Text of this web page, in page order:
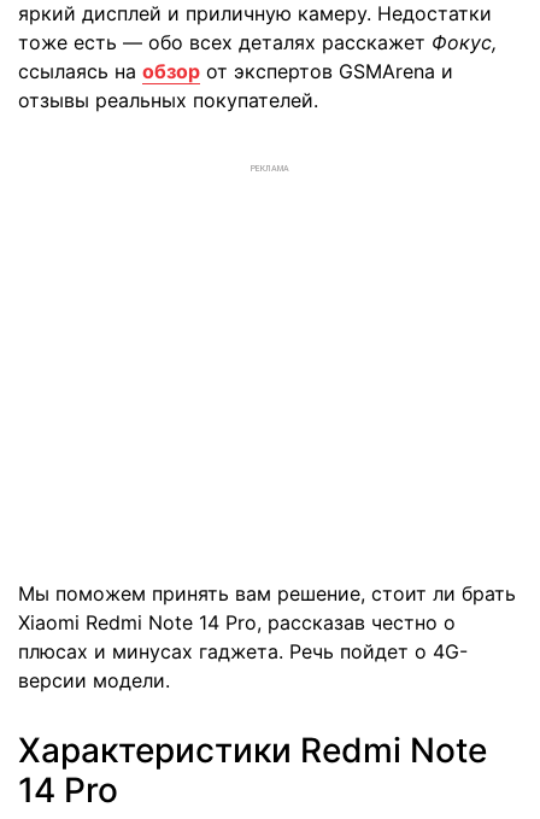
яркий дисплей и приличную камеру. Недостатки
тоже есть — обо всех деталях расскажет Фокус,
ссылаясь на обзор от экспертов GSMArena и
отзывы реальных покупателей.
РЕКЛАМА
Мы поможем принять вам решение, стоит ли брать
Xiaomi Redmi Note 14 Pro, рассказав честно о
плюсах и минусах гаджета. Речь пойдет о 4G-
версии модели.
Характеристики Redmi Note
14 Pro